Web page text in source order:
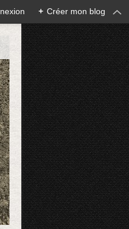
+ Créer mon blog